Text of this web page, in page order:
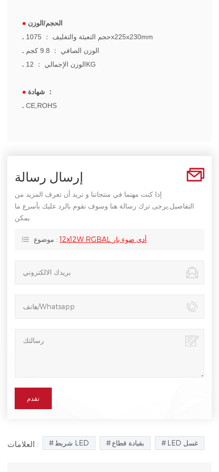
● الحجم/الوزن
.
حجم التعبئة والتغليف ：
1075x225x230mm
.
الوزن الصافي ：
.
الوزن الإجمالي ： 12KG
● شهادة ：
. CE,ROHS
إرسال رسالة
إذا كنت مهتما في منتجاتنا و تريد أن تعرف المزيد من
التفاصيل,يرجى ترك رسالة هنا وسوف نقوم بالرد عليك بأسرع ما
موضوع : 12x12W RGBAL أدى ضوء بار
العلامات : شريط LED بقيادة قطاع LED غسل